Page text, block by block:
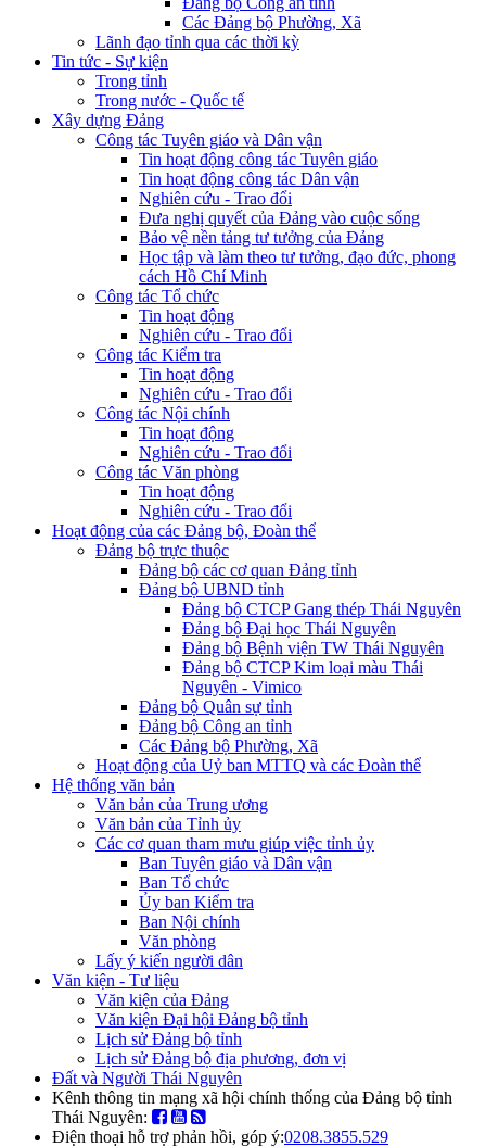
Các Đảng bộ Phường, Xã
Lãnh đạo tỉnh qua các thời kỳ
Tin tức - Sự kiện
Trong tỉnh
Trong nước - Quốc tế
Xây dựng Đảng
Công tác Tuyên giáo và Dân vận
Tin hoạt động công tác Tuyên giáo
Tin hoạt động công tác Dân vận
Nghiên cứu - Trao đổi
Đưa nghị quyết của Đảng vào cuộc sống
Bảo vệ nền tảng tư tưởng của Đảng
Học tập và làm theo tư tưởng, đạo đức, phong
cách Hồ Chí Minh
Công tác Tổ chức
Tin hoạt động
Nghiên cứu - Trao đổi
Công tác Kiểm tra
Tin hoạt động
Nghiên cứu - Trao đổi
Công tác Nội chính
Tin hoạt động
Nghiên cứu - Trao đổi
Công tác Văn phòng
Tin hoạt động
Nghiên cứu - Trao đổi
Hoạt động của các Đảng bộ, Đoàn thể
Đảng bộ trực thuộc
Đảng bộ các cơ quan Đảng tỉnh
Đảng bộ UBND tỉnh
Đảng bộ CTCP Gang thép Thái Nguyên
Đảng bộ Đại học Thái Nguyên
Đảng bộ Bệnh viện TW Thái Nguyên
Đảng bộ CTCP Kim loại màu Thái
Nguyên - Vimico
Đảng bộ Quân sự tỉnh
Đảng bộ Công an tỉnh
Các Đảng bộ Phường, Xã
Hoạt động của Uỷ ban MTTQ và các Đoàn thể
Hệ thống văn bản
Văn bản của Trung ương
Văn bản của Tỉnh ủy
Các cơ quan tham mưu giúp việc tỉnh ủy
Ban Tuyên giáo và Dân vận
Ban Tổ chức
Ủy ban Kiểm tra
Ban Nội chính
Văn phòng
Lấy ý kiến người dân
Văn kiện - Tư liệu
Văn kiện của Đảng
Văn kiện Đại hội Đảng bộ tỉnh
Lịch sử Đảng bộ tỉnh
Lịch sử Đảng bộ địa phương, đơn vị
Đất và Người Thái Nguyên
Kênh thông tin mạng xã hội chính thống của Đảng bộ tỉnh
Thái Nguyên:
Điện thoại hỗ trợ phản hồi, góp ý:0208.3855.529